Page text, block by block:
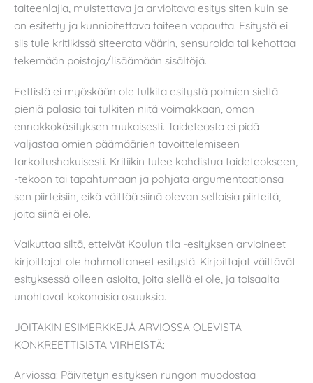
taiteenlajia, muistettava ja arvioitava esitys siten kuin se
on esitetty ja kunnioitettava taiteen vapautta. Esitystä ei
siis tule kritiikissä siteerata väärin, sensuroida tai kehottaa
tekemään poistoja/lisäämään sisältöjä.
Eettistä ei myöskään ole tulkita esitystä poimien sieltä
pieniä palasia tai tulkiten niitä voimakkaan, oman
ennakkokäsityksen mukaisesti. Taideteosta ei pidä
valjastaa omien päämäärien tavoittelemiseen
tarkoitushakuisesti. Kritiikin tulee kohdistua taideteokseen,
-tekoon tai tapahtumaan ja pohjata argumentaationsa
sen piirteisiin, eikä väittää siinä olevan sellaisia piirteitä,
joita siinä ei ole.
Vaikuttaa siltä, etteivät Koulun tila -esityksen arvioineet
kirjoittajat ole hahmottaneet esitystä. Kirjoittajat väittävät
esityksessä olleen asioita, joita siellä ei ole, ja toisaalta
unohtavat kokonaisia osuuksia.
JOITAKIN ESIMERKKEJÄ ARVIOSSA OLEVISTA
KONKREETTISISTA VIRHEISTÄ:
Arviossa: Päivitetyn esityksen rungon muodostaa